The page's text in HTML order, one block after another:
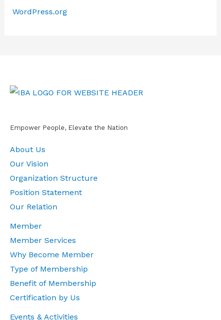
WordPress.org
Empower People, Elevate the Nation
About Us
Our Vision
Organization Structure
Position Statement
Our Relation
Member
Member Services
Why Become Member
Type of Membership
Benefit of Membership
Certification by Us
Events & Activities